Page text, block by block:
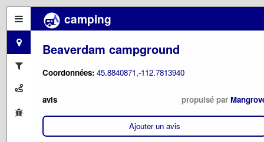
camping
Beaverdam campground
Coordonnées: 45.8840871,-112.7813940
avis propulsé par
Ajouter un avis